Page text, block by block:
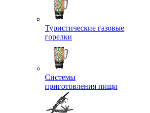
Туристические газовые
горелки
Системы
приготовления пищи